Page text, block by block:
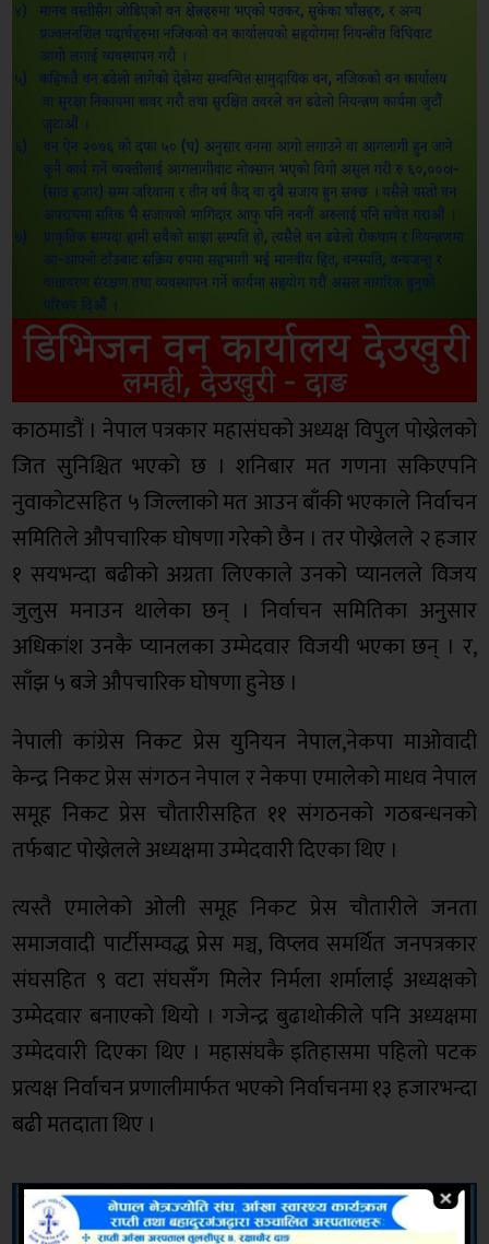
काठमाडौं । नेपाल पत्रकार महासंघको अध्यक्ष विपुल पोख्रेलको
जित सुनिश्चित भएको छ । शनिबार मत गणना सकिएपनि
नुवाकोटसहित ५ जिल्लाको मत आउन बाँकी भएकाले निर्वाचन
समितिले औपचारिक घोषणा गरेको छैन । तर पोख्रेलले २ हजार
१ सयभन्दा बढीको अग्रता लिएकाले उनको प्यानलले विजय
जुलुस मनाउन थालेका छन् । निर्वाचन समितिका अनुसार
अधिकांश उनकै प्यानलका उम्मेदवार विजयी भएका छन् । र,
साँझ ५ बजे औपचारिक घोषणा हुनेछ ।
नेपाली कांग्रेस निकट प्रेस युनियन नेपाल,नेकपा माओवादी
केन्द्र निकट प्रेस संगठन नेपाल र नेकपा एमालेको माधव नेपाल
समूह निकट प्रेस चौतारीसहित ११ संगठनको गठबन्धनको
तर्फबाट पोख्रेलले अध्यक्षमा उम्मेदवारी दिएका थिए ।
त्यस्तै एमालेको ओली समूह निकट प्रेस चौतारीले जनता
समाजवादी पार्टीसम्वद्ध प्रेस मञ्च, विप्लव समर्थित जनपत्रकार
संघसहित ९ वटा संघसँग मिलेर निर्मला शर्मालाई अध्यक्षको
उम्मेदवार बनाएको थियो । गजेन्द्र बुढाथोकीले पनि अध्यक्षमा
उम्मेदवारी दिएका थिए । महासंघकै इतिहासमा पहिलो पटक
प्रत्यक्ष निर्वाचन प्रणालीमार्फत भएको निर्वाचनमा १३ हजारभन्दा
बढी मतदाता थिए ।